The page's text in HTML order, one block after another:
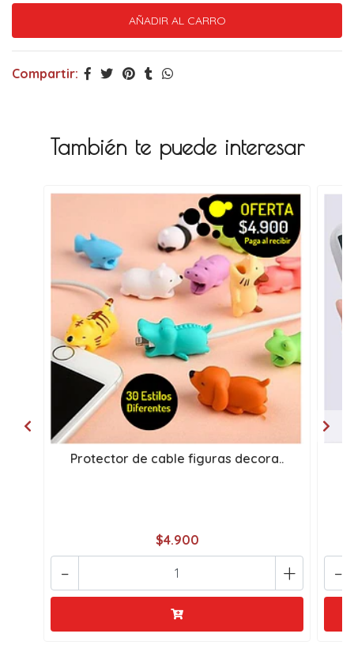
Compartir:
También te puede interesar
Protector de cable figuras decora..
$4.900
+
- -